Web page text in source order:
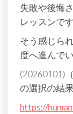
失敗や後悔
レッスンです
そう感じら
度へ進んでい
(20260101)
の選択の結果
https://